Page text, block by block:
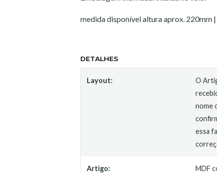
medida disponível altura aprox. 220mm
DETALHES
Layout:
O
nome
essa
Artigo:
MDF